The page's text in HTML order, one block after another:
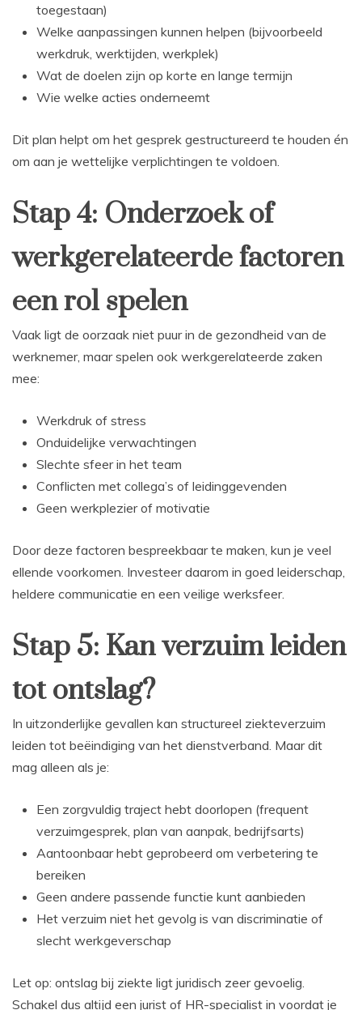
toegestaan)
Welke aanpassingen kunnen helpen (bijvoorbeeld
werkdruk, werktijden, werkplek)
Wat de doelen zijn op korte en lange termijn
Wie welke acties onderneemt
Dit plan helpt om het gesprek gestructureerd te houden én
om aan je wettelijke verplichtingen te voldoen.
Stap 4: Onderzoek of
werkgerelateerde factoren
een rol spelen
Vaak ligt de oorzaak niet puur in de gezondheid van de
werknemer, maar spelen ook werkgerelateerde zaken
mee:
Werkdruk of stress
Onduidelijke verwachtingen
Slechte sfeer in het team
Conflicten met collega’s of leidinggevenden
Geen werkplezier of motivatie
Door deze factoren bespreekbaar te maken, kun je veel
ellende voorkomen. Investeer daarom in goed leiderschap,
heldere communicatie en een veilige werksfeer.
Stap 5: Kan verzuim leiden
tot ontslag?
In uitzonderlijke gevallen kan structureel ziekteverzuim
leiden tot beëindiging van het dienstverband. Maar dit
mag alleen als je:
Een zorgvuldig traject hebt doorlopen (frequent
verzuimgesprek, plan van aanpak, bedrijfsarts)
Aantoonbaar hebt geprobeerd om verbetering te
bereiken
Geen andere passende functie kunt aanbieden
Het verzuim niet het gevolg is van discriminatie of
slecht werkgeverschap
Let op: ontslag bij ziekte ligt juridisch zeer gevoelig.
Schakel dus altijd een jurist of HR-specialist in voordat je